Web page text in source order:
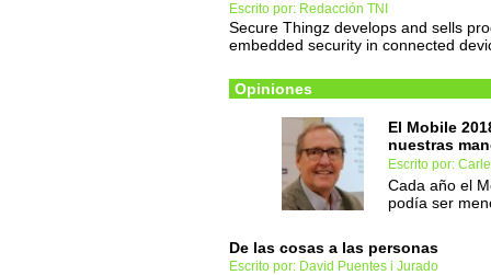
Escrito por: Redacción TNI
Secure Thingz develops and sells
embedded security in connected
Opiniones
El Mobile
nuestras
Escrito por:
Cada año el
podía ser
De las cosas a las personas
Escrito por: David Puentes i Jurado